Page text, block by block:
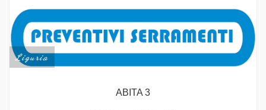
Liguria
ABITA 3